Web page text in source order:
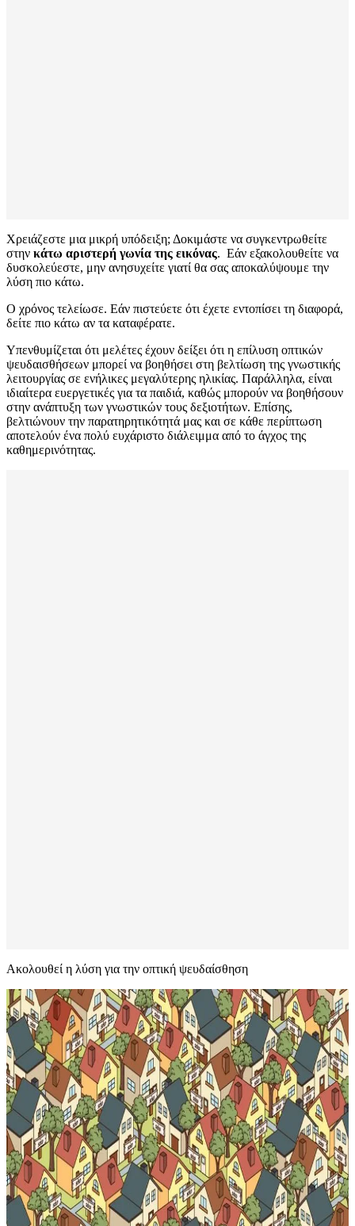
Χρειάζεστε μια μικρή υπόδειξη; Δοκιμάστε να συγκεντρωθείτε
στην κάτω αριστερή γωνία της εικόνας. Εάν εξακολουθείτε να
δυσκολεύεστε, μην ανησυχείτε γιατί θα σας αποκαλύψουμε την
λύση πιο κάτω.
Ο χρόνος τελείωσε. Εάν πιστεύετε ότι έχετε εντοπίσει τη διαφορά,
δείτε πιο κάτω αν τα καταφέρατε.
Υπενθυμίζεται ότι μελέτες έχουν δείξει ότι η επίλυση οπτικών
ψευδαισθήσεων μπορεί να βοηθήσει στη βελτίωση της γνωστικής
λειτουργίας σε ενήλικες μεγαλύτερης ηλικίας. Παράλληλα, είναι
ιδιαίτερα ευεργετικές για τα παιδιά, καθώς μπορούν να βοηθήσουν
στην ανάπτυξη των γνωστικών τους δεξιοτήτων. Επίσης,
βελτιώνουν την παρατηρητικότητά μας και σε κάθε περίπτωση
αποτελούν ένα πολύ ευχάριστο διάλειμμα από το άγχος της
καθημερινότητας.
Ακολουθεί η λύση για την οπτική ψευδαίσθηση